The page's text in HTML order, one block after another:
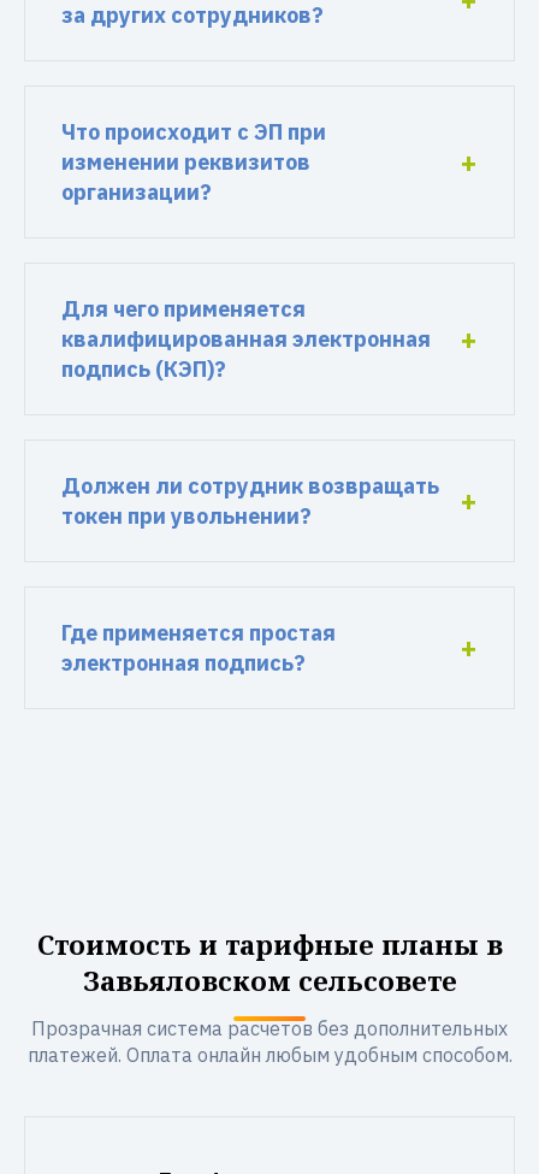
за других сотрудников?
Что происходит с ЭП при
изменении реквизитов
организации?
Для чего применяется
квалифицированная электронная
подпись (КЭП)?
Должен ли сотрудник возвращать
токен при увольнении?
Где применяется простая
электронная подпись?
Стоимость и тарифные планы в
Завьяловском сельсовете
Прозрачная система расчетов без дополнительных
платежей. Оплата онлайн любым удобным способом.